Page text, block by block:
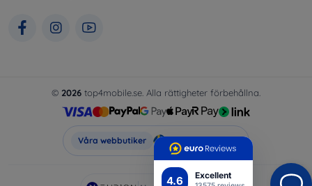
4.6 Excellent
© 2026 top4mobile.se. Alla rättigheter förbehållna.
Våra webbutiker Top4Mobile.se